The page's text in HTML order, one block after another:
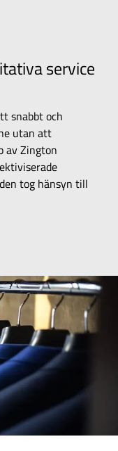
service
snabbt och
utan att
av Zington
tog hänsyn till